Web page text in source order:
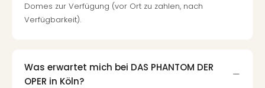
Domes zur Verfügung (vor Ort zu zahlen, nach
Verfügbarkeit).
Was erwartet mich bei DAS PHANTOM DER
OPER in Köln?